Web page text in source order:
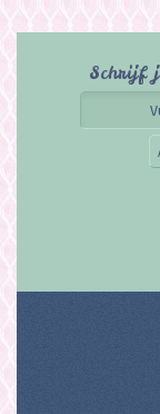
Schrijf